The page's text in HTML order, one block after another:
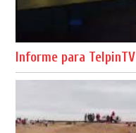
Informe para TelpinTV